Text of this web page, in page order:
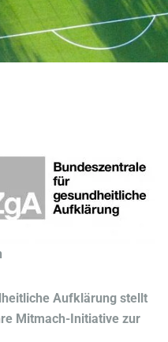
Aufklärung stellt
Mitmach-Initiative zur